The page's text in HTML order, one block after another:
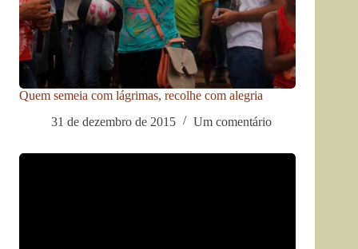
Quem semeia com lágrimas, recolhe com alegria
31 de dezembro de 2015
Um comentário